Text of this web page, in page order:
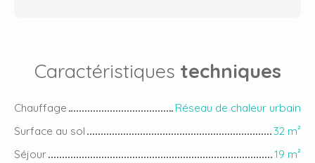
Caractéristiques techniques
Chauffage
Réseau de chaleur urbain
Surface au sol
32 m²
Séjour
19 m²